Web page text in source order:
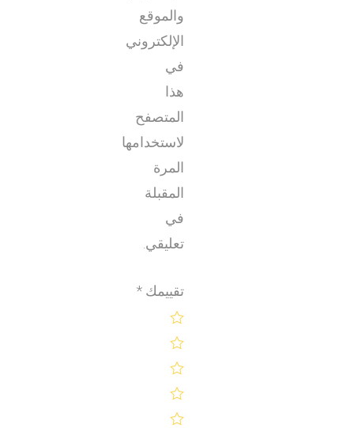
والموقع
الإلكتروني
في
هذا
المتصفح
لاستخدامها
المرة
المقبلة
في
تعليقي.
تقييمك *